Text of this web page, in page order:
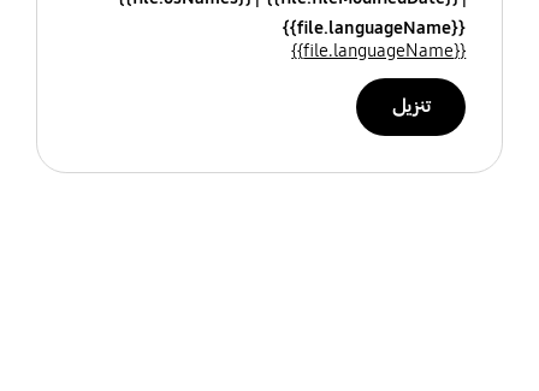
{{file.languageName}}
{{file.languageName}}
تنزيل